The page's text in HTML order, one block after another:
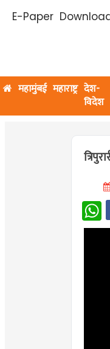
E-Paper
महामुंबई महाराष्ट्र देश-
विदेश